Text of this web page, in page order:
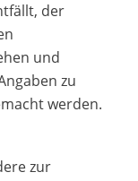
der
und
zu
werden.
zur